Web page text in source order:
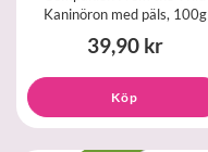
Kaninöron med päls, 100g
39,90 kr
Köp